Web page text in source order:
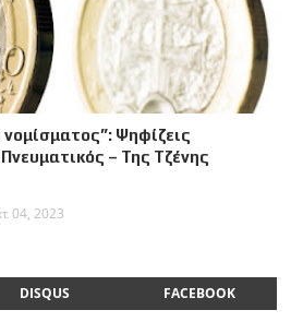
νομίσματος”: Ψηφίζεις
– Της Τζένης
04, 2023
DISQUS FACEBOOK